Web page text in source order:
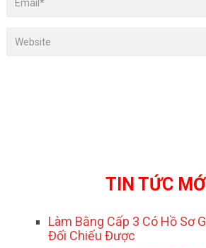
TIN TỨC MỚI
Làm Bằng Cấp 3 Có Hồ Sơ
Đối Chiếu Được